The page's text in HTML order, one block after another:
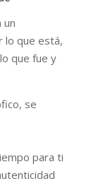
un
lo que está,
que fue y
se
para ti